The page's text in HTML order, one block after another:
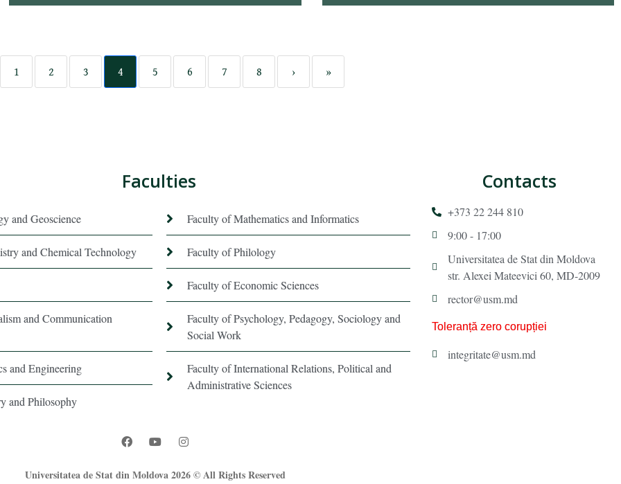
1 2 3 4 5 6 7 8 › »
Faculties
and Geoscience
and Chemical Technology
and Communication
and Engineering
and Philosophy
Faculty of Mathematics and Informatics
Faculty of Philology
Faculty of Economic Sciences
Faculty of Psychology, Pedagogy, Sociology and
Social Work
Faculty of International Relations, Political and
Administrative Sciences
Contacts
+373 22 244 810
9:00 - 17:00
Universitatea de Stat din Moldova
str. Alexei Mateevici 60, MD-2009
rector@usm.md
Toleranță zero corupției
integritate@usm.md
Universitatea de Stat din Moldova 2026 © All Rights Reserved